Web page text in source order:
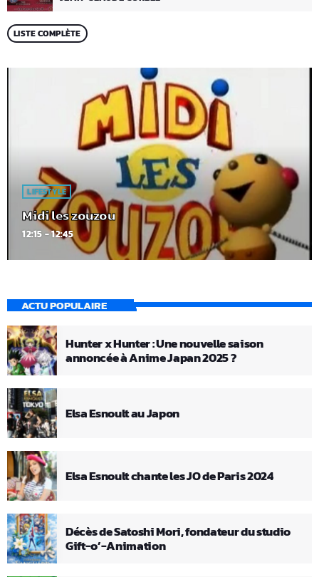
LISTE COMPLÈTE
LIFESTYLE
Midi les zouzou
12:15 - 12:45
ACTU POPULAIRE
Hunter x Hunter : Une nouvelle saison
annoncée à Anime Japan 2025 ?
Elsa Esnoult au Japon
Elsa Esnoult chante les JO de Paris 2024
Décès de Satoshi Mori, fondateur du studio
Gift-o’-Animation